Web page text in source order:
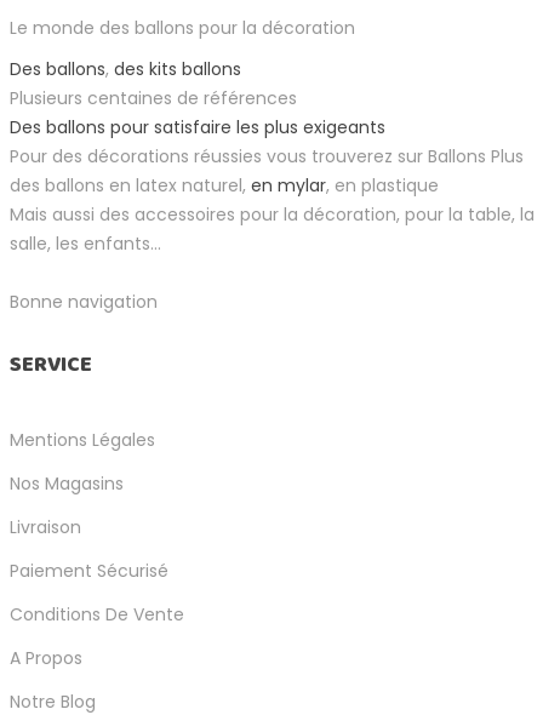
Le monde des ballons pour la décoration
Des ballons, des kits ballons
Plusieurs centaines de références
Des ballons pour satisfaire les plus exigeants
Pour des décorations réussies vous trouverez sur Ballons Plus
des ballons en latex naturel, en mylar, en plastique
Mais aussi des accessoires pour la décoration, pour la table, la
salle, les enfants...
Bonne navigation
SERVICE
Mentions Légales
Nos Magasins
Livraison
Paiement Sécurisé
Conditions De Vente
A Propos
Notre Blog